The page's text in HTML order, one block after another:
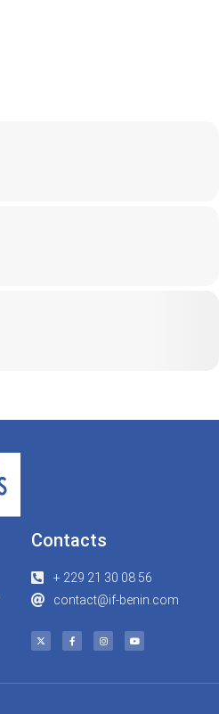
Contacts
+ 229 21 30 08 56
contact@if-benin.com